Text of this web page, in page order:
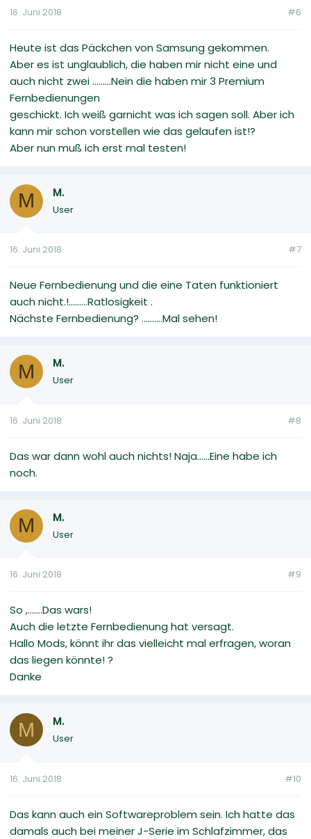
16. Juni 2018 #6
Heute ist das Päckchen von Samsung gekommen.
Aber es ist unglaublich, die haben mir nicht eine und
auch nicht zwei .........Nein die haben mir 3 Premium
Fernbedienungen
geschickt. Ich weiß garnicht was ich sagen soll. Aber ich
kann mir schon vorstellen wie das gelaufen ist!?
Aber nun muß ich erst mal testen!
M M.
User
16. Juni 2018 #7
Neue Fernbedienung und die eine Taten funktioniert
auch nicht.!.........Ratlosigkeit .
Nächste Fernbedienung? ..........Mal sehen!
M M.
User
16. Juni 2018 #8
Das war dann wohl auch nichts! Naja......Eine habe ich
noch.
M M.
User
16. Juni 2018 #9
So ,.......Das wars!
Auch die letzte Fernbedienung hat versagt.
Hallo Mods, könnt ihr das vielleicht mal erfragen, woran
das liegen könnte! ?
Danke
M M.
User
16. Juni 2018 #10
Das kann auch ein Softwareproblem sein. Ich hatte das
damals auch bei meiner J-Serie im Schlafzimmer, das